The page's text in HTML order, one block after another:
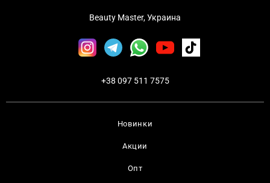
Новинки
Акции
Опт
Beauty Master, Украина
+38 097 511 7575